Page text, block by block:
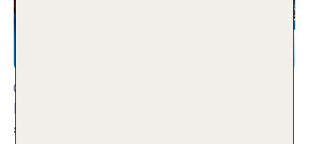
Erwachsenenhotel Ägypten: unsere
schönsten Adults Only Hotels